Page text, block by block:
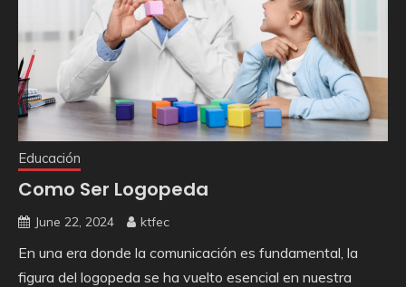
Educación
Como Ser Logopeda
June 22, 2024 ktfec
En una era donde la comunicación es fundamental, la
figura del logopeda se ha vuelto esencial en nuestra